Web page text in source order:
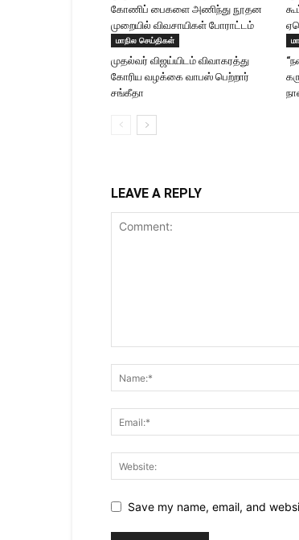
கோணிப் பைகளை அணிந்து நூதன
முறையில் விவசாயிகள் போராட்டம்
மாநில செய்திகள்
முதல்வர் விஜய்யிடம் விவாகரத்து
கோரிய வழக்கை வாபஸ் பெற்றார்
சங்கீதா
LEAVE A REPLY
Save my name, email, and